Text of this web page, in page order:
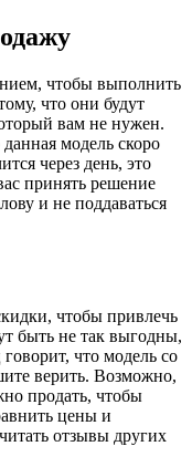
чтобы выполнить
что они будут
вам не нужен.
модель скоро
через день, это
принять решение
и не поддаваться
чтобы привлечь
быть не так выгодны,
что модель со
верить. Возможно,
продать, чтобы
цены и
отзывы других